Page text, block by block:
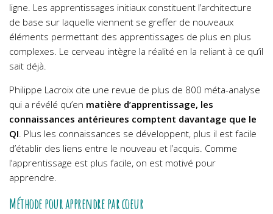
ligne. Les apprentissages initiaux constituent l’architecture
de base sur laquelle viennent se greffer de nouveaux
éléments permettant des apprentissages de plus en plus
complexes. Le cerveau intègre la réalité en la reliant à ce qu’il
sait déjà.
Philippe Lacroix cite une revue de plus de 800 méta-analyse
qui a révélé qu’en matière d’apprentissage, les
connaissances antérieures comptent davantage que le
QI. Plus les connaissances se développent, plus il est facile
d’établir des liens entre le nouveau et l’acquis. Comme
l’apprentissage est plus facile, on est motivé pour
apprendre.
Méthode pour apprendre par coeur